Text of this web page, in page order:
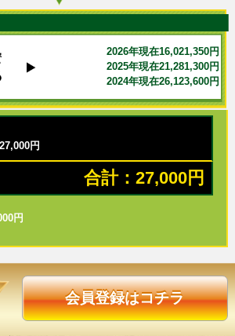
2026年現在16,021,350円
2025年現在21,281,300円
2024年現在26,123,600円
円
合計：27,000円
円
会員登録はコチラ